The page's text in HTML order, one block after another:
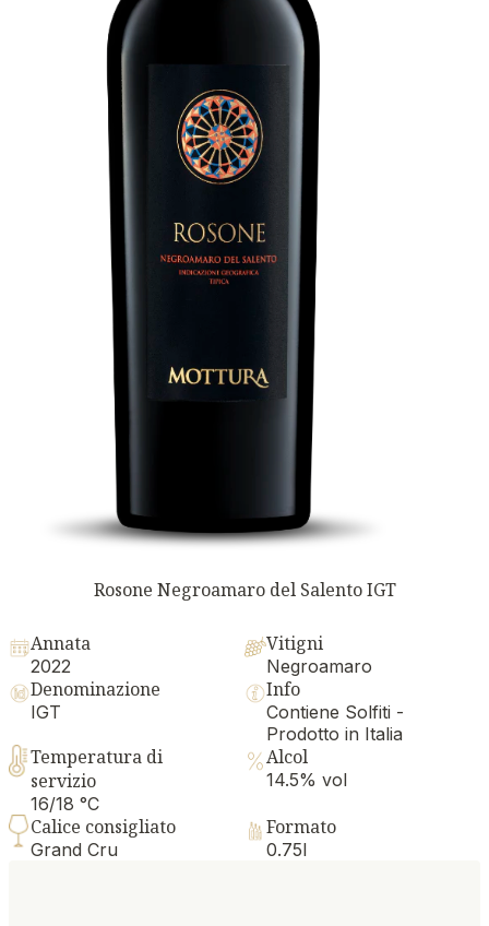
Rosone Negroamaro del Salento IGT
Annata
2022
Vitigni
Negroamaro
Denominazione
IGT
Info
Contiene Solfiti -
Prodotto in Italia
Temperatura di
servizio
16/18 °C
Alcol
14.5% vol
Calice consigliato
Grand Cru
Formato
0.75l